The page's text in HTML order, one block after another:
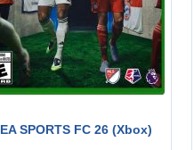
EA SPORTS FC 26 (Xbox)